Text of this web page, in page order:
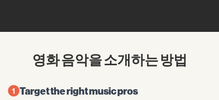
영화 음악을 소개하는 방법
Target the right music pros